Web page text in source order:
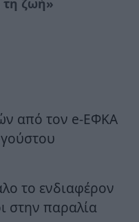
τη ζωή»
από τον e-ΕΦΚΑ
το ενδιαφέρον
στην παραλία